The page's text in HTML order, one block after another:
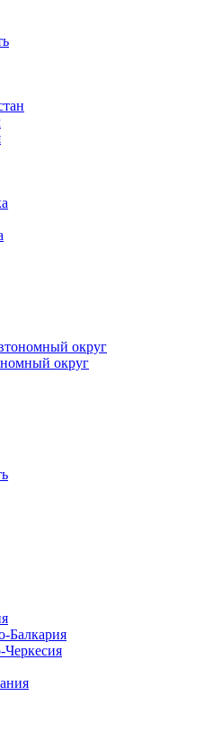
округ
округ
Балкария
Черкесия